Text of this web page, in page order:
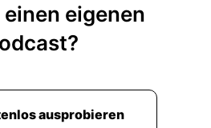
eigenen
ausprobieren